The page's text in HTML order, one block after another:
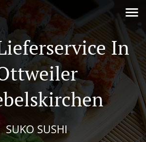
In
SUKO SUSHI